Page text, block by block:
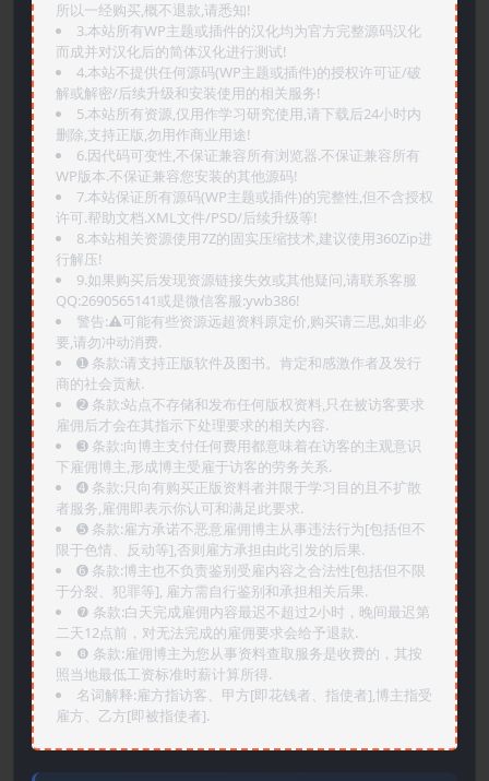
所以一经购买,概不退款,请悉知!
3.本站所有WP主题或插件的汉化均为官方完整源码汉化
而成并对汉化后的简体汉化进行测试!
4.本站不提供任何源码(WP主题或插件)的授权许可证/破
解或解密/后续升级和安装使用的相关服务!
5.本站所有资源,仅用作学习研究使用,请下载后24小时内
删除,支持正版,勿用作商业用途!
6.因代码可变性,不保证兼容所有浏览器.不保证兼容所有
WP版本.不保证兼容您安装的其他源码!
7.本站保证所有源码(WP主题或插件)的完整性,但不含授权
许可.帮助文档.XML文件/PSD/后续升级等!
8.本站相关资源使用7Z的固实压缩技术,建议使用360Zip进
行解压!
9.如果购买后发现资源链接失效或其他疑问,请联系客服
QQ:2690565141或是微信客服:ywb386!
警告:⚠️可能有些资源远超资料原定价,购买请三思,如非必
要,请勿冲动消费.
➊️ 条款:请支持正版软件及图书。肯定和感激作者及发行
商的社会贡献.
➋️ 条款:站点不存储和发布任何版权资料,只在被访客要求
雇佣后才会在其指示下处理要求的相关内容.
➌️ 条款:向博主支付任何费用都意味着在访客的主观意识
下雇佣博主,形成博主受雇于访客的劳务关系.
➍️ 条款:只向有购买正版资料者并限于学习目的且不扩散
者服务,雇佣即表示你认可和满足此要求.
➎ 条款:雇方承诺不恶意雇佣博主从事违法行为[包括但不
限于色情、反动等],否则雇方承担由此引发的后果.
➏️ 条款:博主也不负责鉴别受雇内容之合法性[包括但不限
于分裂、犯罪等], 雇方需自行鉴别和承担相关后果.
❼ 条款:白天完成雇佣内容最迟不超过2小时，晚间最迟第
二天12点前，对无法完成的雇佣要求会给予退款.
❽ 条款:雇佣博主为您从事资料查取服务是收费的，其按
照当地最低工资标准时薪计算所得.
名词解释:雇方指访客、甲方[即花钱者、指使者],博主指受
雇方、乙方[即被指使者].